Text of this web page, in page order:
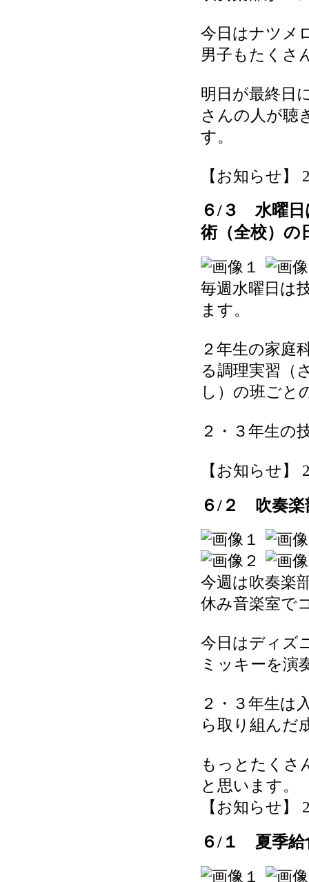
今日はナツメ
男子もたくさ
明日が最終日
さんの人が聴
す。
【お知らせ】
６/３ 水曜日
術（全校）の
毎週水曜日は
ます。
２年生の家庭
る調理実習（
し）の班ごと
２・３年生の
【お知らせ】
６/２ 吹奏楽
今週は吹奏楽
休み音楽室で
今日はディズ
ミッキーを演
２・３年生は
ら取り組んだ
もっとたくさ
と思います。
【お知らせ】
６/１ 夏季給